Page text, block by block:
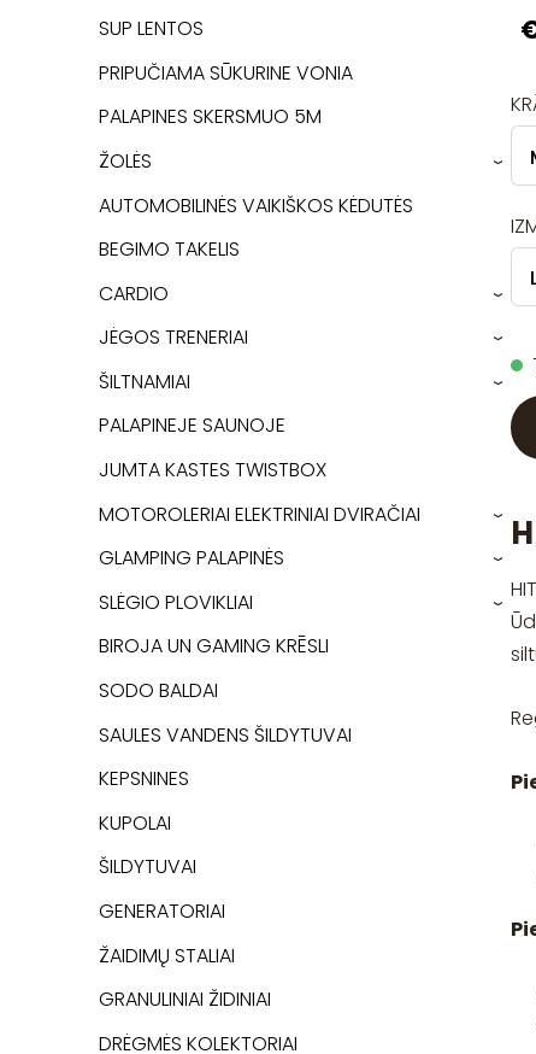
SUP LENTOS
PRIPUČIAMA SŪKURINE VONIA
PALAPINES SKERSMUO 5M
ŽOLĖS
›
AUTOMOBILINĖS VAIKIŠKOS KĖDUTĖS
BEGIMO TAKELIS
CARDIO
›
JĖGOS TRENERIAI ›
ŠILTNAMIAI ›
PALAPINEJE SAUNOJE
JUMTA KASTES TWISTBOX
MOTOROLERIAI ELEKTRINIAI DVIRAČIAI
›
GLAMPING PALAPINĖS ›
SLĖGIO PLOVIKLIAI ›
BIROJA UN GAMING KRĒSLI
SODO BALDAI
SAULES VANDENS ŠILDYTUVAI
KEPSNINES
KUPOLAI
ŠILDYTUVAI
GENERATORIAI
ŽAIDIMŲ STALIAI
GRANULINIAI ŽIDINIAI
DRĖGMĖS KOLEKTORIAI